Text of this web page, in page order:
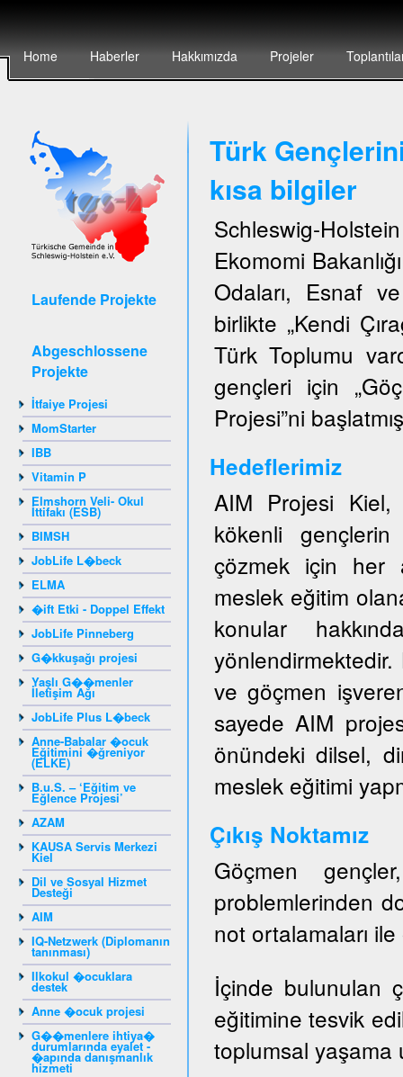
Home Haberler Hakkımızda Projeler
Laufende Projekte
Abgeschlossene
Projekte
İtfaiye Projesi
MomStarter
IBB
Vitamin P
Elmshorn Veli- Okul
İttifakı (ESB)
BIMSH
JobLife L�beck
ELMA
�ift Etki - Doppel Effekt
JobLife Pinneberg
G�kkuşağı projesi
Yaşlı G��menler
İletişim Ağı
JobLife Plus L�beck
Anne-Babalar �ocuk
Eğitimini �ğreniyor
(ELKE)
B.u.S. – ‘Eğitim ve
Eğlence Projesi’
AZAM
KAUSA Servis Merkezi
Kiel
Dil ve Sosyal Hizmet
Desteği
AIM
IQ-Netzwerk (Diplomanın
tanınması)
Ilkokul �ocuklara
destek
Anne �ocuk projesi
G��menlere ihtiya�
durumlarında eyalet -
�apında danışmanlık
hizmeti
Türk
kısa bilgiler
Schleswig-
Ekomomi
Odaları, Esnaf
birlikte „Kendi
Türk Toplumu
gençleri için
Projesi”ni
Hedeflerimiz
AIM Projesi Kiel,
kökenli gençlerin
çözmek için her
meslek eğitim
konular
ve göçmen
sayede AIM
önündeki dilsel,
meslek eğitimi
Çıkış Noktamız
Göçmen
problemlerinden
not ortalamaları
İçinde bulunulan
eğitimine tesvik
toplumsal yaşama